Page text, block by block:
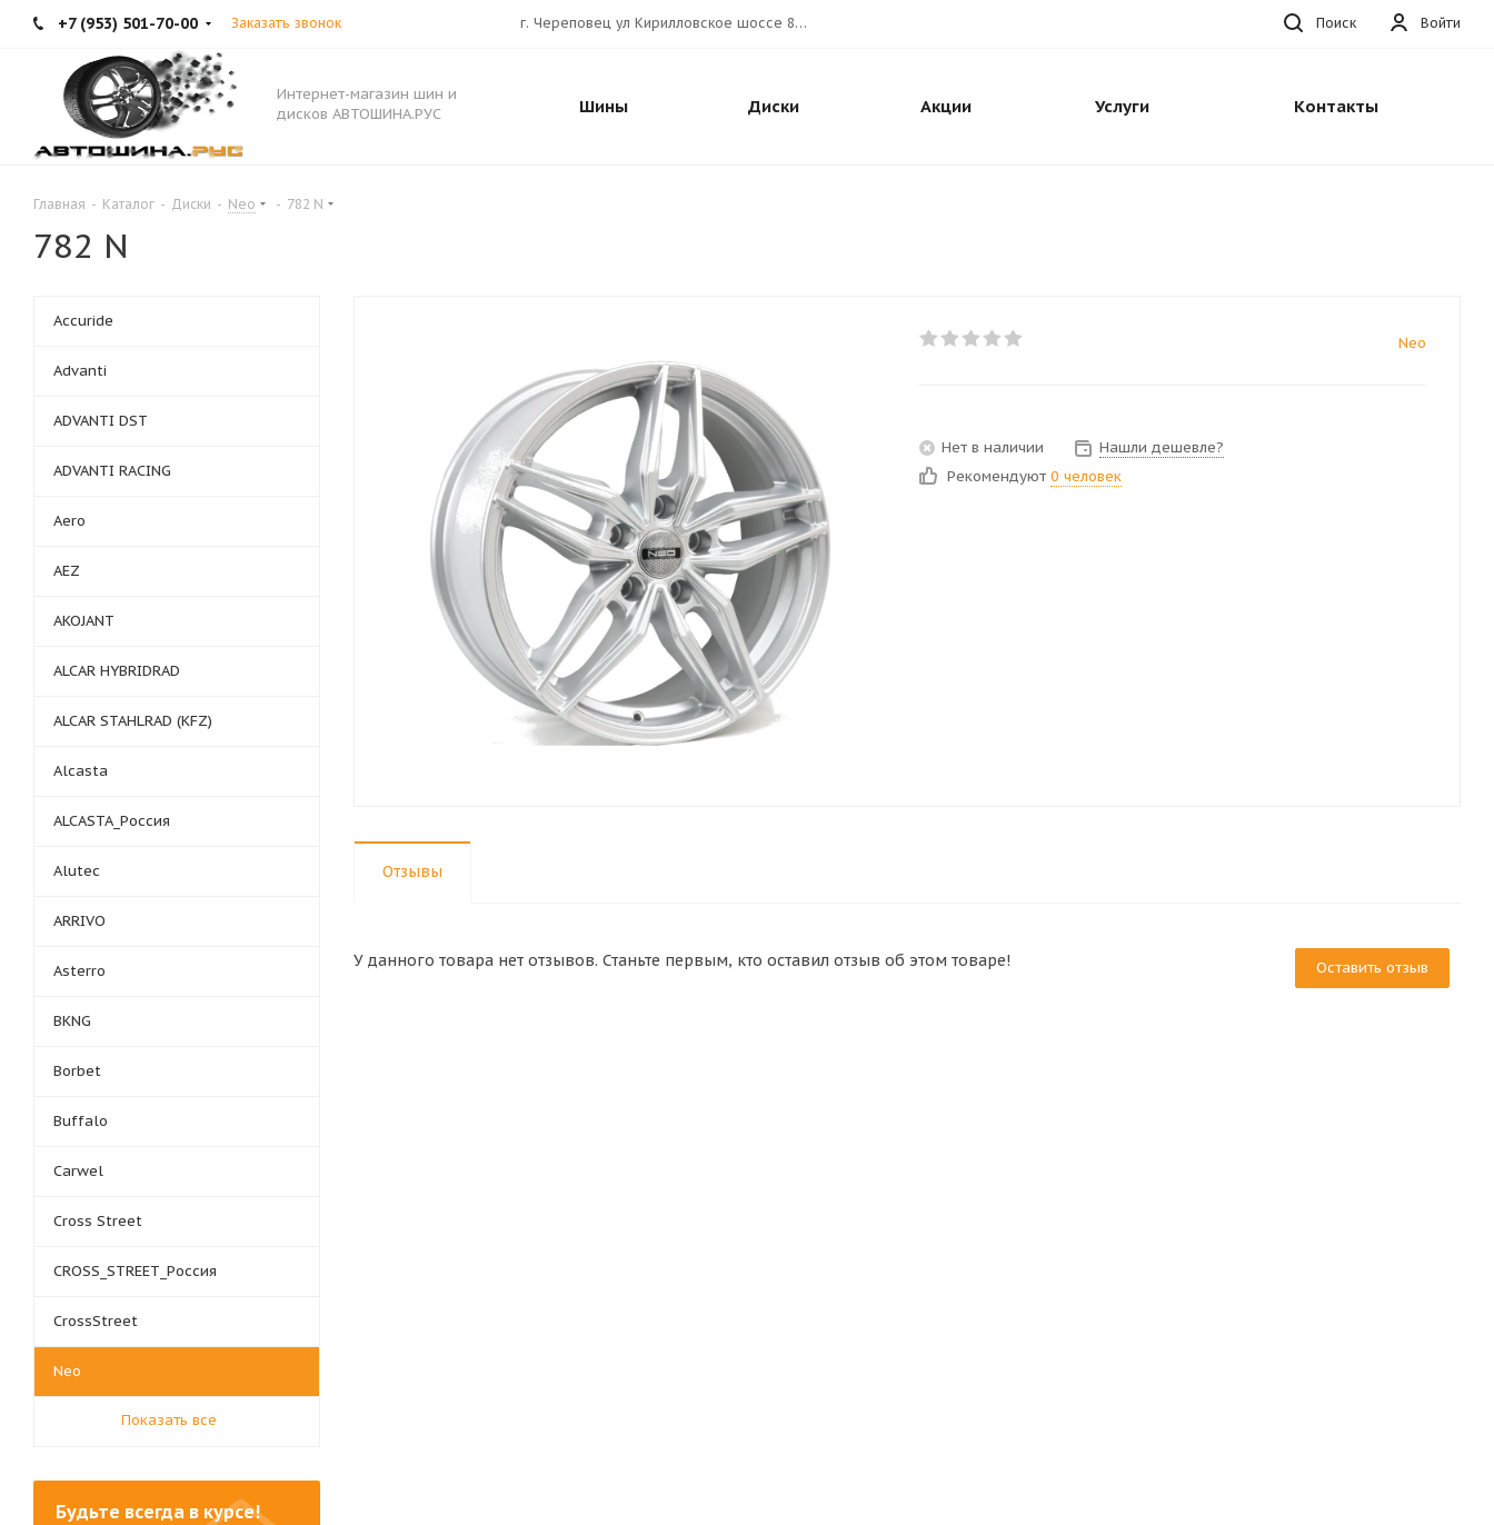
+7 (953) 501-70-00 Заказать звонок Войти
г. Череповец ул Кирилловское шоссе 80А АВТОШИНА.РУС Поиск
Интернет-магазин шин и
дисков АВТОШИНА.РУС
Шины Диски Акции Услуги Контакты
Главная - Каталог - Диски - Neo - 782 N
782 N
Neo
Нет в наличии
Нашли дешевле?
Рекомендуют 0 человек
Отзывы
Оставить отзыв
У данного товара нет отзывов. Станьте первым, кто оставил отзыв об этом товаре!
Accuride
Advanti
ADVANTI DST
ADVANTI RACING
Aero
AEZ
AKOJANT
ALCAR HYBRIDRAD
ALCAR STAHLRAD (KFZ)
Alcasta
ALCASTA_Россия
Alutec
ARRIVO
Asterro
BKNG
Borbet
Buffalo
Carwel
Cross Street
CROSS_STREET_Россия
CrossStreet
Neo
Показать все
Будьте всегда в курсе!